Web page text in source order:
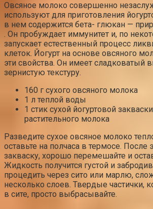
Овсяное молоко совершенно
используют для приготовления
в нем содержится бета- глюкан —
. Он пробуждает иммунитет и, по
запускает естественный процесс
клеток. Йогурт на основе овсяного
эти свойства. Он имеет сладковатый
зернистую текстуру.
160 г сухого овсяного молока
1 л теплой воды
1 стик сухой йогуртовой
растительного молока
Разведите сухое овсяное молоко
оставьте на полчаса в термосе. После
закваску, хорошо перемешайте и
Жидкость получится густой и
процедить через сито или марлю,
несколько слоев. Твердые частички,
в сите, просто выбрасывайте.